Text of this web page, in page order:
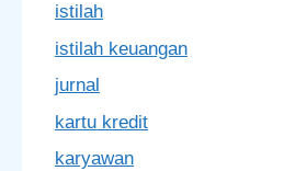
istilah
istilah keuangan
jurnal
kartu kredit
karyawan